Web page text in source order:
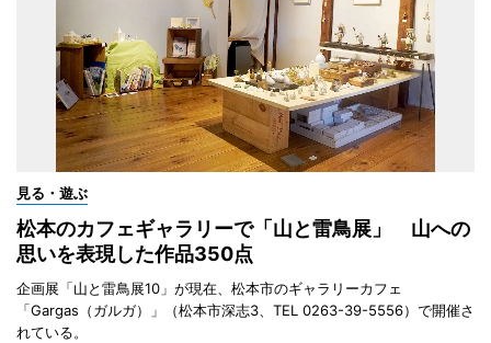
見る・遊ぶ
松本のカフェギャラリーで「山と雷鳥展」 山への
思いを表現した作品350点
企画展「山と雷鳥展10」が現在、松本市のギャラリーカフェ
「Gargas（ガルガ）」（松本市深志3、TEL 0263-39-5556）で開催さ
れている。